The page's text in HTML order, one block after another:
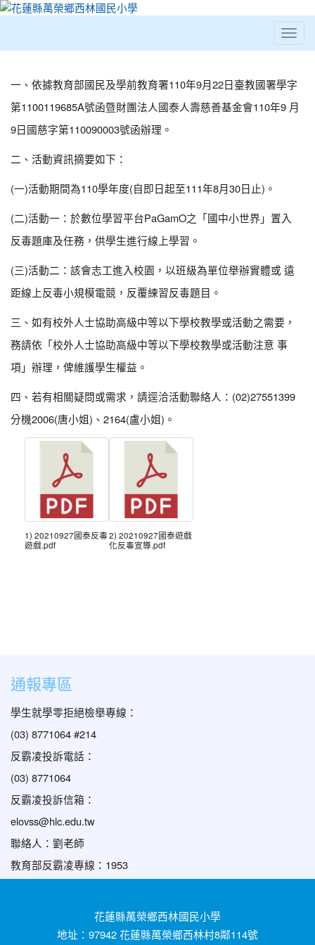
⏸
財團法人國泰人壽慈善基金會
一、依據教育部國民及學前教育署110年9月22日臺教國署學字
第1100119685A號函暨財團法人國泰人壽慈善基金會110年9 月
9日國慈字第110090003號函辦理。
二、活動資訊摘要如下：
(一)活動期間為110學年度(自即日起至111年8月30日止)。
(二)活動一：於數位學習平台PaGamO之「國中小世界」置入
反毒題庫及任務，供學生進行線上學習。
(三)活動二：該會志工進入校園，以班級為單位舉辦實體或 遠
距線上反毒小規模電競，反覆練習反毒題目。
三、如有校外人士協助高級中等以下學校教學或活動之需要，
務請依「校外人士協助高級中等以下學校教學或活動注意 事
項」辦理，俾維護學生權益。
四、若有相關疑問或需求，請逕洽活動聯絡人：(02)27551399
分機2006(唐小姐)、2164(盧小姐)。
1) 20210927國泰反毒
遊戲.pdf
2) 20210927國泰遊戲
化反毒宣導.pdf
通報專區
學生就學零拒絕檢舉專線：
(03) 8771064 #214
反霸凌投訴電話：
(03) 8771064
反霸凌投訴信箱：
elovss@hlc.edu.tw
聯絡人：劉老師
教育部反霸凌專線：1953
花蓮縣萬榮鄉西林國民小學
地址：97942 花蓮縣萬榮鄉西林村8鄰114號